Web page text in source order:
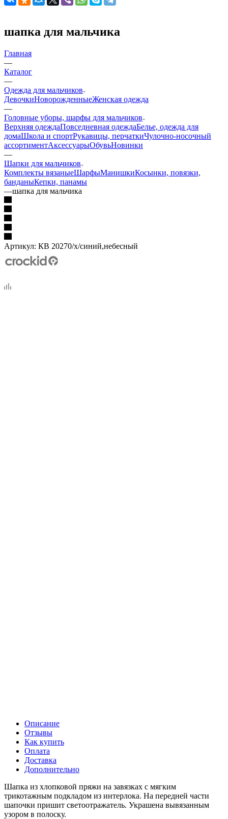
шапка для мальчика
Главная
—
Каталог
—
Одежда для мальчиков
ДевочкиНоворожденныеЖенская одежда
—
Головные уборы, шарфы для мальчиков
Верхняя одеждаПовседневная одеждаБелье, одежда для
домаШкола и спортРукавицы, перчаткиЧулочно-носочный
ассортиментАксессуарыОбувьНовинки
—
Шапки для мальчиков
Комплекты вязаныеШарфыМанишкиКосынки, повязки,
банданыКепки, панамы
—шапка для мальчика
Артикул: КВ 20270/х/синий,небесный
Описание
Отзывы
Как купить
Оплата
Доставка
Дополнительно
Шапка из хлопковой пряжи на завязках с мягким
трикотажным подкладом из интерлока. На передней части
шапочки пришит светоотражатель. Украшена вывязанным
узором в полоску.